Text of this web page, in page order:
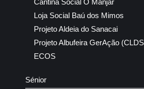
Cantina Social O Manjar
Loja Social Baú dos Mimos
Projeto Aldeia do Sanacai
Projeto Albufeira GerAção
ECOS
Sénior